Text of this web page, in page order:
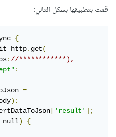
;
قمت بتطبيقها بشكل التالي:
{
http.get(
://************),
:
=
);
['result'];
null) {